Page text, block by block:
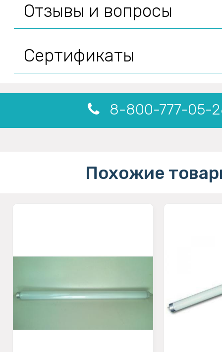
Отзывы и вопросы
Сертификаты
8-800-777-05-
Похожие